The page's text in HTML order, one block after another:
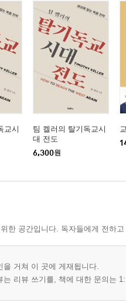
교시
팀 켈러의 탈기독교시
대 전도
6,300원
한 공간입니다. 독자들에게 전하
을 거쳐 이 곳에 게재됩니다.
는 리뷰 쓰기를, 책에 대한 문의는